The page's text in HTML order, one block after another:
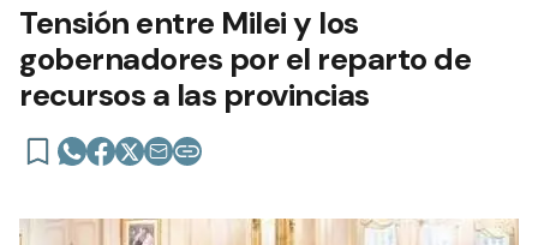
Tensión entre Milei y los
gobernadores por el reparto de
recursos a las provincias